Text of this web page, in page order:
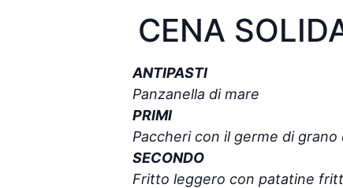
CENA
ANTIPASTI
Panzanella di mare
PRIMI
Paccheri con il germe di grano
SECONDO
Fritto leggero con patatine